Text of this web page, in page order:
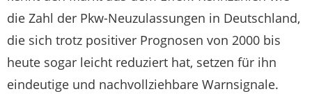
die Zahl der Pkw-Neuzulassungen in Deutschland,
die sich trotz positiver Prognosen von 2000 bis
heute sogar leicht reduziert hat, setzen für ihn
eindeutige und nachvollziehbare Warnsignale.